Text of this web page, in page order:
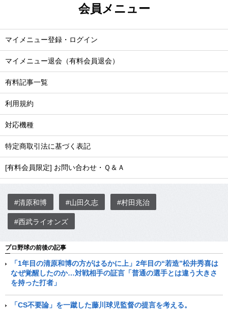
会員メニュー
マイメニュー登録・ログイン
マイメニュー退会（有料会員退会）
有料記事一覧
利用規約
対応機種
特定商取引法に基づく表記
[有料会員限定] お問い合わせ・Ｑ＆Ａ
#清原和博 #山田久志 #村田兆治
#西武ライオンズ
プロ野球の前後の記事
「1年目の清原和博の方がはるかに上」2年目の“若造”松井秀喜は
なぜ覚醒したのか…対戦相手の証言「普通の選手とは違う大きさ
を持った打者」
「CS不要論」を一蹴した藤川球児監督の提言を考える。